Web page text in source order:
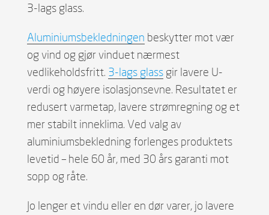
3-lags glass.
Aluminiumsbekledningen beskytter mot vær
og vind og gjør vinduet nærmest
vedlikeholdsfritt. 3-lags glassgir lavere U-
verdi og høyere isolasjonsevne. Resultatet er
redusert varmetap, lavere strømregning og et
mer stabilt inneklima. Ved valg av
aluminiumsbekledning forlenges produktets
levetid – hele 60 år, med 30 års garanti mot
sopp og råte.
Jo lenger et vindu eller en dør varer, jo lavere